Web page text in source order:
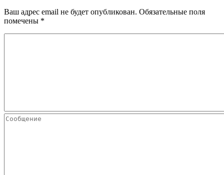
Ваш адрес email не будет опубликован. Обязательные поля
помечены *